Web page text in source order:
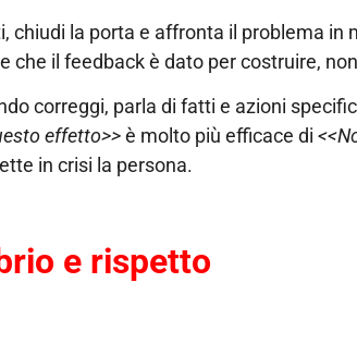
chiudi la porta e affronta il problema in
che il feedback è dato per costruire,
correggi, parla di fatti e azioni
effetto>>è molto più efficace di
in crisi la persona.
e rispetto